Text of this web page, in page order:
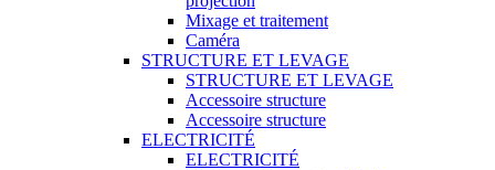
Mixage et traitement
Caméra
STRUCTURE ET LEVAGE
STRUCTURE ET LEVAGE
Accessoire structure
Accessoire structure
ELECTRICITÉ
ELECTRICITÉ